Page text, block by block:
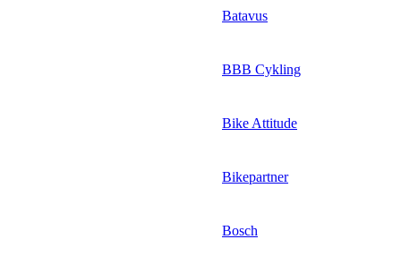
Batavus
BBB Cykling
Bike Attitude
Bikepartner
Bosch